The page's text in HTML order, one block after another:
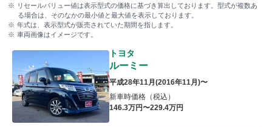
リセールバリュー値は表示型式の価格に基づき算出しております。型式が複数あ
る場合は、そのなかの最小値と最大値を表示しております。
年式は、表示型式が販売されていた期間を指します。
車両画像はイメージです。
トヨタ
ルーミー
平成28年11月 (2016年11月 )〜
新車時価格（税込）
146.3万円〜229.4万円